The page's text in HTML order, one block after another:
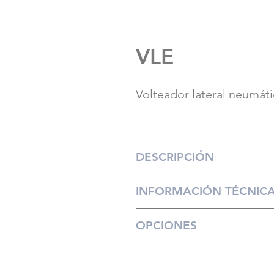
VLE
Volteador lateral
DESCRIPCIÓN
La VLE está diseñada para
trasera para su embalaje.
transportadora motorizada
INFORMACIÓN
OPCIONES